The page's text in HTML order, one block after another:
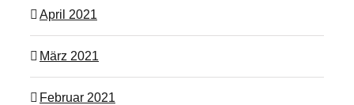
April 2021
März 2021
Februar 2021